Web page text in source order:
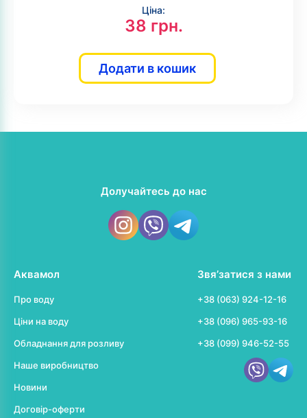
Ціна:
38 грн.
Додати в кошик
Долучайтесь до нас
Аквамол
Про воду
Ціни на воду
Обладнання для розливу
Наше виробництво
Новини
Договір-оферти
Звя’затися з нами
+38 (063) 924-12-16
+38 (096) 965-93-16
+38 (099) 946-52-55